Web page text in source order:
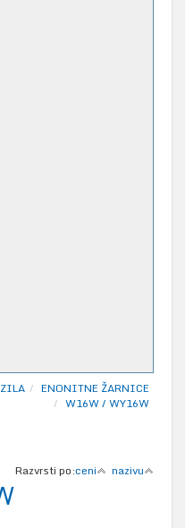
ENONITNE ŽARNICE
W16W / WY16W
Razvrsti po:ceni nazivu